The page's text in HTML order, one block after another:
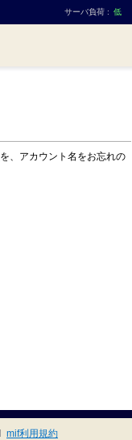
サーバ負荷 : 低
を、アカウント名をお忘れの
mif利用規約